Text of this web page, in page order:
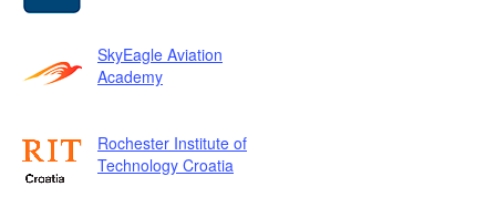
SkyEagle Aviation
Academy
Rochester Institute of
Technology Croatia